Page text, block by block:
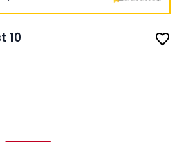
10 favorite_border